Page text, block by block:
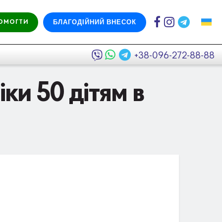
БЛАГОДІЙНИЙ ВНЕСОК
+38-096-272-88-88
50 дітям в